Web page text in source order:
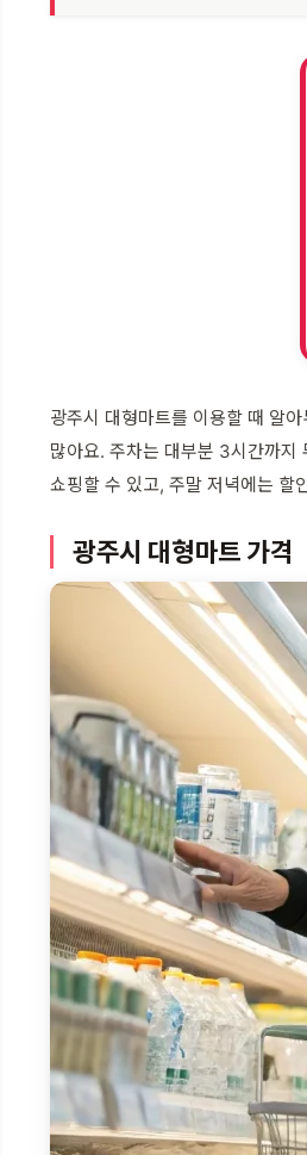
광주시 대형마트를 이용할 때 알
많아요. 주차는 대부분 3시간까지
쇼핑할 수 있고, 주말 저녁에는 할
광주시 대형마트 가격